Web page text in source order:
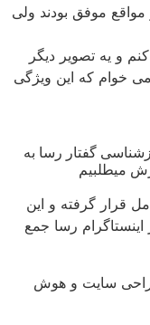
مواقع موفق بودند ولی
و یه تصویر دیگر
خوام که این ویژگی
گفتار رسا به
میطلبیم
قرار گرفته و این
رسا جمع
سایت و هوش